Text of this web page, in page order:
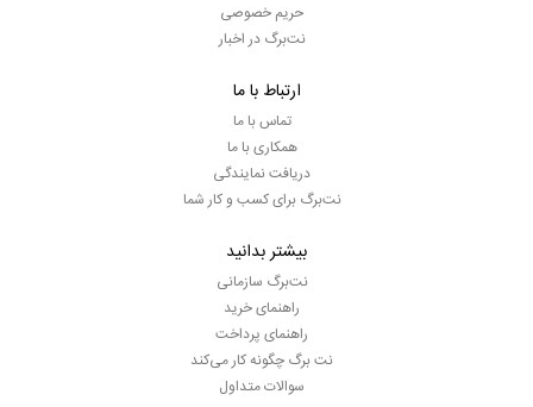
حریم خصوصی
نت‌برگ در اخبار
ارتباط با ما
تماس با ما
همکاری با ما
دریافت نمایندگی
نت‌برگ برای کسب و کار شما
بیشتر بدانید
نت‌برگ سازمانی
راهنمای خرید
راهنمای پرداخت
نت برگ چگونه کار می‌کند
سوالات متداول